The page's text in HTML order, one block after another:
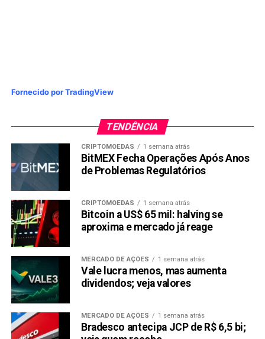
Fornecido por TradingView
TENDÊNCIA
CRIPTOMOEDAS 1 semana atrás
BitMEX Fecha Operações Após Anos
de Problemas Regulatórios
CRIPTOMOEDAS 1 semana atrás
Bitcoin a US$ 65 mil: halving se
aproxima e mercado já reage
MERCADO DE AÇÕES 1 semana atrás
Vale lucra menos, mas aumenta
dividendos; veja valores
MERCADO DE AÇÕES 1 semana atrás
Bradesco antecipa JCP de R$ 6,5 bi;